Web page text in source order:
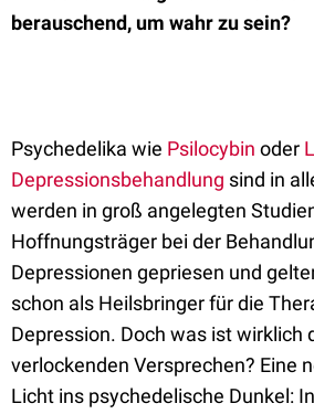
berauschend, um wahr zu sein?
Psychedelika wie Psilocybin oder
Depressionsbehandlung sind in
werden in groß angelegten
Hoffnungsträger bei der
Depressionen gepriesen und
schon als Heilsbringer für die
Depression. Doch was ist wirklich
verlockenden Versprechen? Eine
Licht ins psychedelische Dunkel: